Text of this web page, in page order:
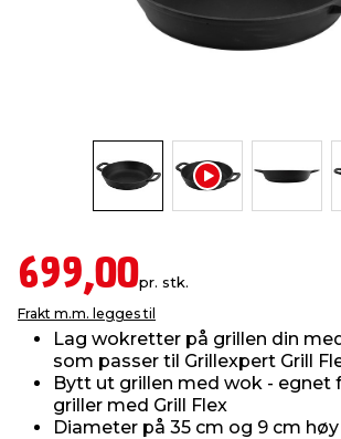
& ugress
og sylting
699,00pr. stk.
Frakt m.m. legges til
Lag wokretter på grillen din
som passer til Grillexpert Grill
Bytt ut grillen med wok - egnet
griller med Grill Flex
Diameter på 35 cm og 9 cm høy